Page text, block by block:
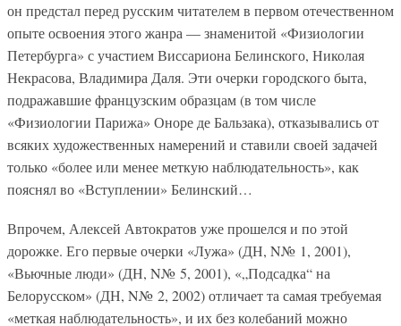
он предстал перед русским читателем в первом отечественном
опыте освоения этого жанра — знаменитой «Физиологии
Петербурга» с участием Виссариона Белинского, Николая
Некрасова, Владимира Даля. Эти очерки городского быта,
подражавшие французским образцам (в том числе
«Физиологии Парижа» Оноре де Бальзака), отказывались от
всяких художественных намерений и ставили своей задачей
только «более или менее меткую наблюдательность», как
пояснял во «Вступлении» Белинский…
Впрочем, Алексей Автократов уже прошелся и по этой
дорожке. Его первые очерки «Лужа» (ДН, N№ 1, 2001),
«Вьючные люди» (ДН, N№ 5, 2001), «„Подсадка“ на
Белорусском» (ДН, N№ 2, 2002) отличает та самая требуемая
«меткая наблюдательность», и их без колебаний можно